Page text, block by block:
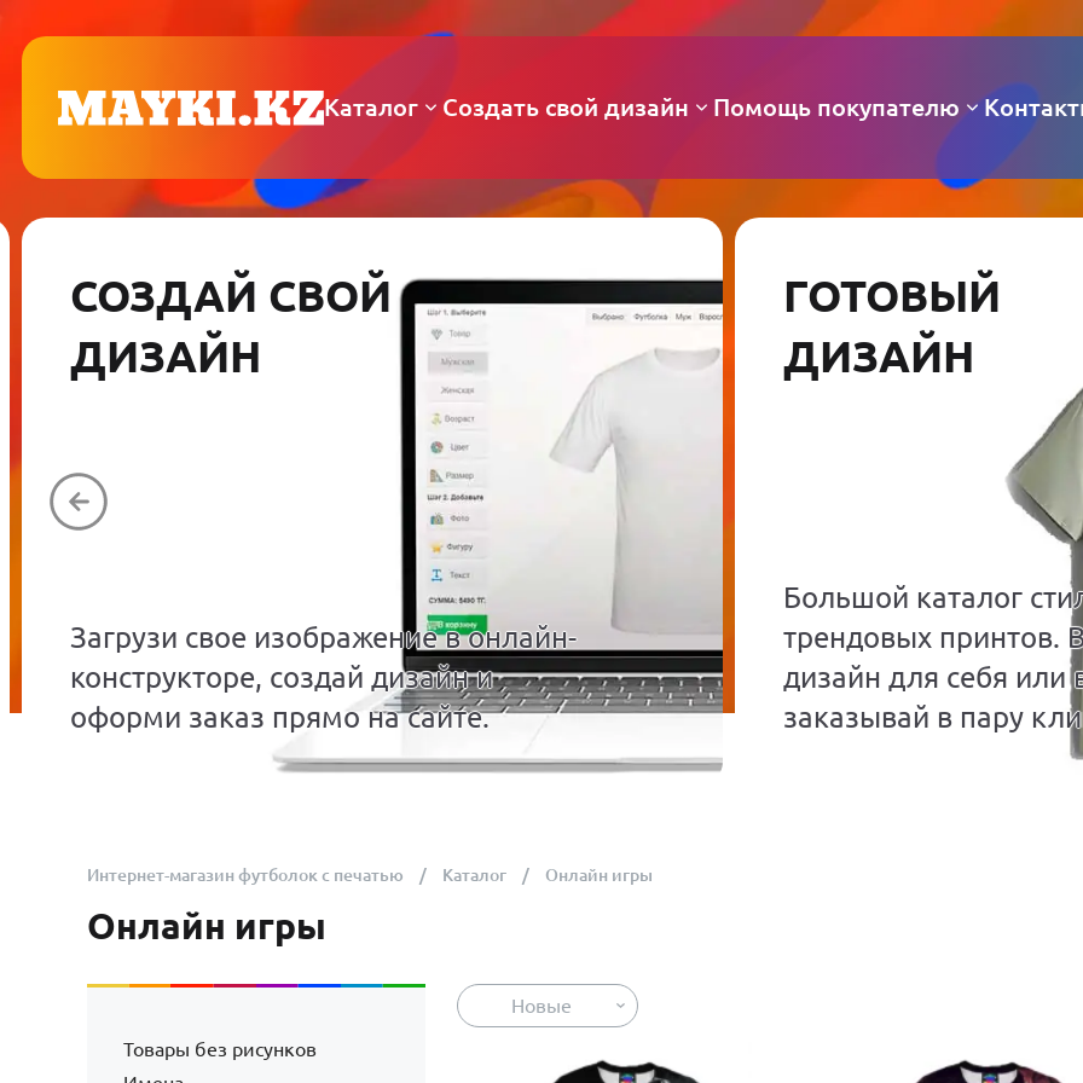
Каталог Создать свой дизайн Помощь покупателю
СОЗДАЙ СВОЙ
ДИЗАЙН
Загрузи свое изображение в онлайн-
конструкторе, создай дизайн и
оформи заказ прямо на сайте.
ГОТОВЫЙ
ДИЗАЙН
Большой каталог
трендовых принтов.
дизайн для себя или
заказывай в пару
Интернет-магазин футболок с печатью Каталог Онлайн игры
Онлайн игры
Товары без рисунков
Новые